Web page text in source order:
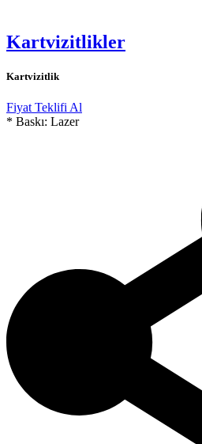
Kartvizitlikler
Kartvizitlik
Fiyat Teklifi Al
* Baskı: Lazer